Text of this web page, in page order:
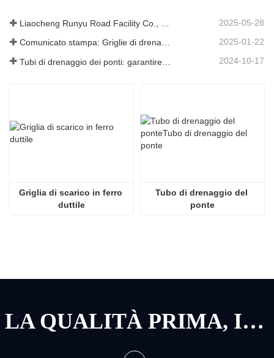
2025-05-28
Comunicato stampa: Griglie di drenaggio innovative ad alta resistenza: migliorano la sicurezza e l'efficienza delle infrastrutture urbane 2025-01-22
2024-10-17
Griglia di scarico in ferro
duttile
Tubo di drenaggio del
ponte
LA QUALITÀ PRIMA, IL SERVIZIO PRIMA